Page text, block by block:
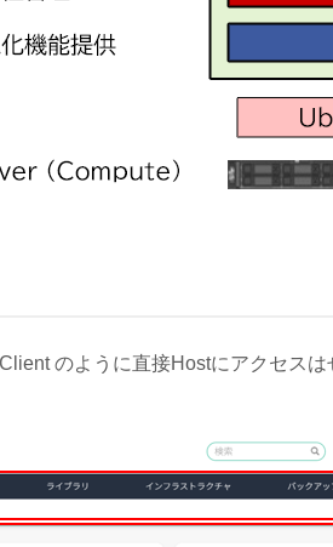
のように直接Hostにアクセス